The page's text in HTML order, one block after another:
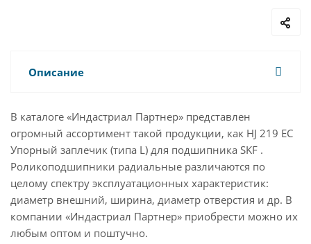
Описание
В каталоге «Индастриал Партнер» представлен
огромный ассортимент такой продукции, как HJ 219 EC
Упорный заплечик (типа L) для подшипника SKF .
Роликоподшипники радиальные различаются по
целому спектру эксплуатационных характеристик:
диаметр внешний, ширина, диаметр отверстия и др. В
компании «Индастриал Партнер» приобрести можно их
любым оптом и поштучно.